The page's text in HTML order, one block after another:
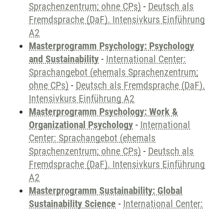
Sprachenzentrum; ohne CPs) - Deutsch als
Fremdsprache (DaF). Intensivkurs Einführung
A2
Masterprogramm Psychology: Psychology
and Sustainability - International Center:
Sprachangebot (ehemals Sprachenzentrum;
ohne CPs) - Deutsch als Fremdsprache (DaF).
Intensivkurs Einführung A2
Masterprogramm Psychology: Work &
Organizational Psychology - International
Center: Sprachangebot (ehemals
Sprachenzentrum; ohne CPs) - Deutsch als
Fremdsprache (DaF). Intensivkurs Einführung
A2
Masterprogramm Sustainability: Global
Sustainability Science - International Center: